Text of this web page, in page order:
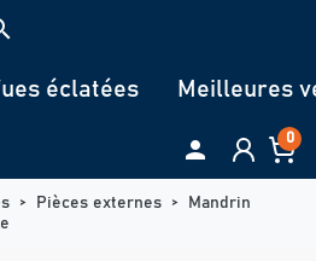
éclatées Meilleures
 0
Pièces externes
Mandrin